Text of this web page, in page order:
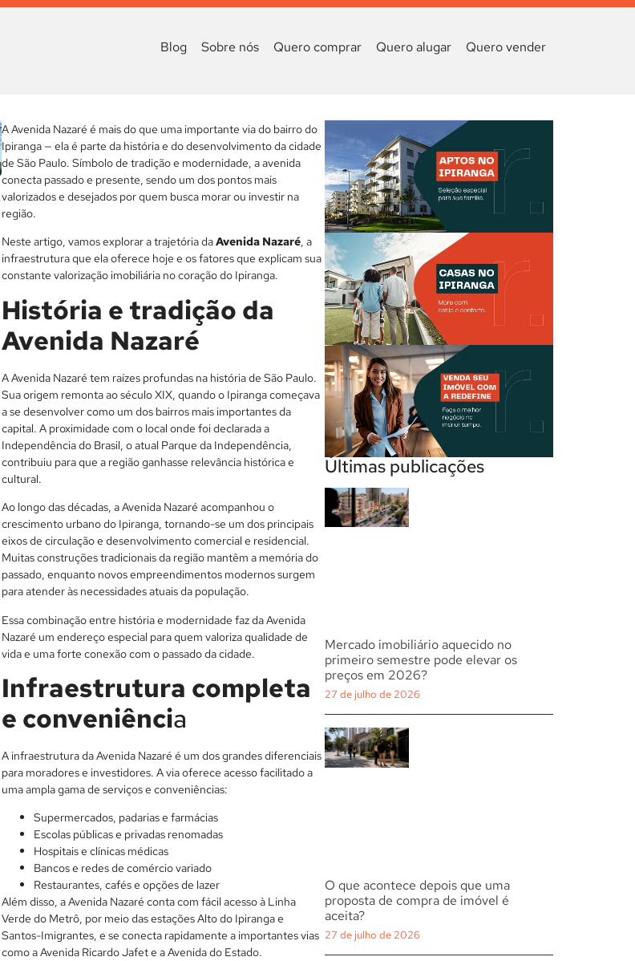
Blog Sobre nós Quero comprar Quero alugar Quero vender
A Avenida Nazaré é mais do que uma importante via do bairro do
Ipiranga — ela é parte da história e do desenvolvimento da cidade
de São Paulo. Símbolo de tradição e modernidade, a avenida
conecta passado e presente, sendo um dos pontos mais
valorizados e desejados por quem busca morar ou investir na
região.
Neste artigo, vamos explorar a trajetória daAvenida Nazaré, a
infraestrutura que ela oferece hoje e os fatores que explicam sua
constante valorização imobiliária no coração do Ipiranga.
História e tradição da
Avenida Nazaré
A Avenida Nazaré tem raízes profundas na história de São Paulo.
Sua origem remonta ao século XIX, quando o Ipiranga começava
a se desenvolver como um dos bairros mais importantes da
capital. A proximidade com o local onde foi declarada a
Independência do Brasil, o atual Parque da Independência,
contribuiu para que a região ganhasse relevância histórica e
cultural.
Ao longo das décadas, a Avenida Nazaré acompanhou o
crescimento urbano do Ipiranga, tornando-se um dos principais
eixos de circulação e desenvolvimento comercial e residencial.
Muitas construções tradicionais da região mantêm a memória do
passado, enquanto novos empreendimentos modernos surgem
para atender às necessidades atuais da população.
Essa combinação entre história e modernidade faz da Avenida
Nazaré um endereço especial para quem valoriza qualidade de
vida e uma forte conexão com o passado da cidade.
Infraestrutura completa
e conveniência
A infraestrutura da Avenida Nazaré é um dos grandes diferenciais
para moradores e investidores. A via oferece acesso facilitado a
uma ampla gama de serviços e conveniências:
Supermercados, padarias e farmácias
Escolas públicas e privadas renomadas
Hospitais e clínicas médicas
Bancos e redes de comércio variado
Restaurantes, cafés e opções de lazer
Além disso, a Avenida Nazaré conta com fácil acesso à Linha
Verde do Metrô, por meio das estações Alto do Ipiranga e
Santos-Imigrantes, e se conecta rapidamente a importantes vias
como a Avenida Ricardo Jafet e a Avenida do Estado.
Últimas publicações
Mercado imobiliário aquecido no
primeiro semestre pode elevar os
preços em 2026?
27 de julho de 2026
O que acontece depois que uma
proposta de compra de imóvel é
aceita?
27 de julho de 2026